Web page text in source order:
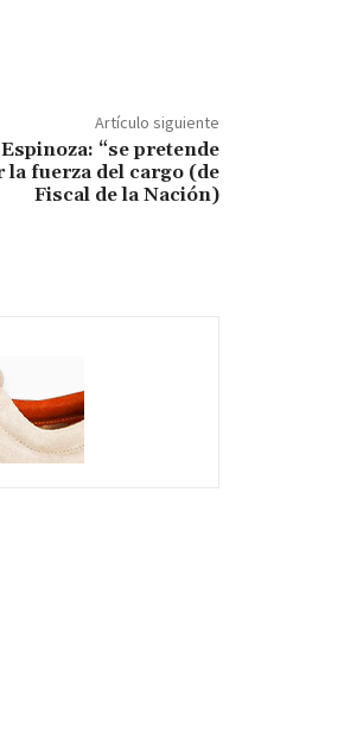
Artículo siguiente
“se pretende
la fuerza del cargo (de
Fiscal de la Nación)